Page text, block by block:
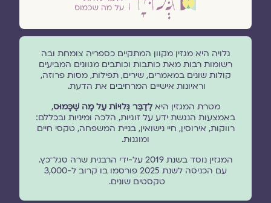
גלויה היא מגזין מקוון המתקיים כספריה צומחת ובה
רשומות רבות מאת כותבות וכותבים מגוונים המביעים
קולות שונים במאמרים, שירים, תפילות, מסות פרוזה,
וראיונות אישיים המרחיבים את הדעת.
מטרת המגזין היאלְדַבֵּר גְּלוּיוֹת עַל מָה שֶׁכָּמוּס,
באמצעות הנגשת ידע על זוגיות, הלכה ומיניות ובכללם:
רווקות, אירוסין, חיי נישואין, בניית המשפחה, טקסי חיים
ומוגנוּת.
המגזין נוסד בשנת 2019 על-ידי הרבנית שרה סגל־כץ.
עם הכניסה לשנת 2025 פורסמו בו קרוב ל-3,000
טקסטים שונים.